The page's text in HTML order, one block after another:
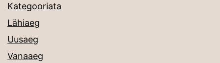
Kategooriata
Lähiaeg
Uusaeg
Vanaaeg